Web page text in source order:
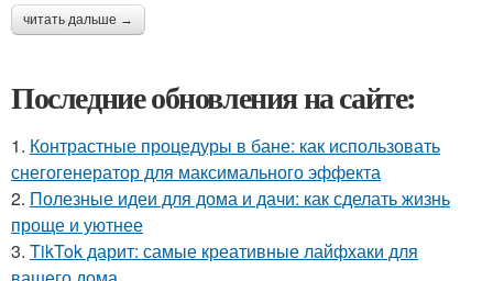
читать дальше →
Последние обновления на сайте:
1. Контрастные процедуры в бане: как использовать
снегогенератор для максимального эффекта
2. Полезные идеи для дома и дачи: как сделать жизнь
проще и уютнее
3. TikTok дарит: самые креативные лайфхаки для